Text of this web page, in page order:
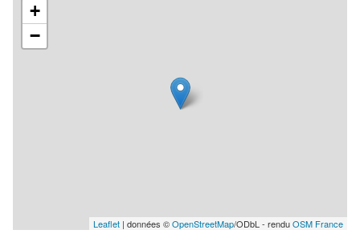
+
−
Leaflet | données ©OpenStreetMap/ODbL - renduOSM France